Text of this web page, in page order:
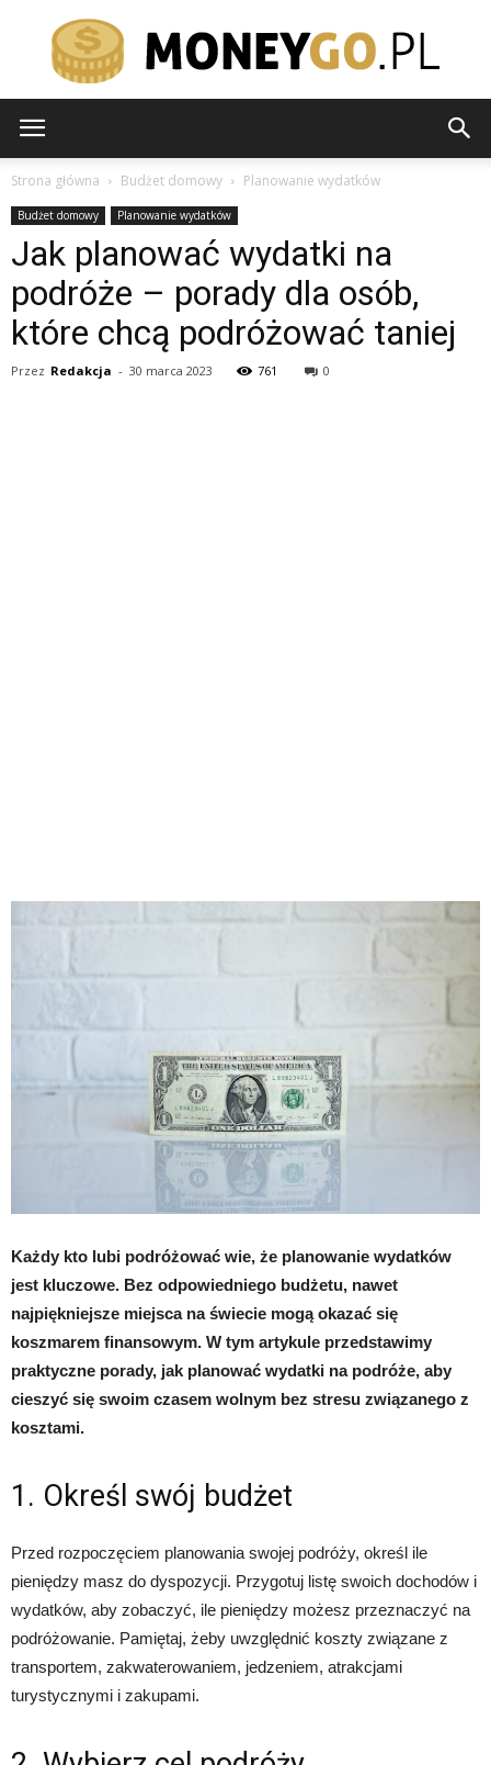
Strona główna Budżet domowy Planowanie wydatków
Budżet domowy Planowanie wydatków
Jak planować wydatki na
podróże – porady dla osób,
które chcą podróżować taniej
Przez Redakcja - 30 marca 2023 761 0
Każdy kto lubi podróżować wie, że planowanie wydatków
jest kluczowe. Bez odpowiedniego budżetu, nawet
najpiękniejsze miejsca na świecie mogą okazać się
koszmarem finansowym. W tym artykule przedstawimy
praktyczne porady, jak planować wydatki na podróże, aby
cieszyć się swoim czasem wolnym bez stresu związanego z
kosztami.
1. Określ swój budżet
Przed rozpoczęciem planowania swojej podróży, określ ile
pieniędzy masz do dyspozycji. Przygotuj listę swoich dochodów i
wydatków, aby zobaczyć, ile pieniędzy możesz przeznaczyć na
podróżowanie. Pamiętaj, żeby uwzględnić koszty związane z
transportem, zakwaterowaniem, jedzeniem, atrakcjami
turystycznymi i zakupami.